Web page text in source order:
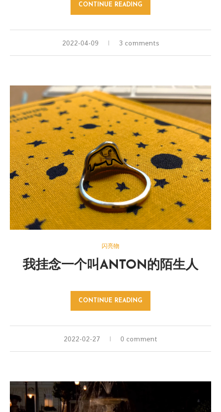
CONTINUE READING
2022-04-09 3 comments
闪亮物
我挂念一个叫ANTON的陌生人
CONTINUE READING
2022-02-27 0 comment